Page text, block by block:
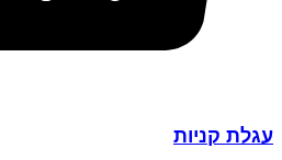
עגלת קניות